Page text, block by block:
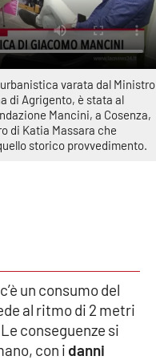
varata dal Ministro
di Agrigento, è stata al
Mancini, a Cosenza,
di Katia Massara che
storico provvedimento.
un consumo del
al ritmo di 2 metri
conseguenze si
con i danni